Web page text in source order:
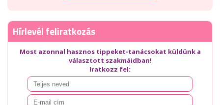
Hírlevél feliratkozás
Most azonnal hasznos tippeket-tanácsokat küldünk a
választott szakmáidban!
Iratkozz fel: